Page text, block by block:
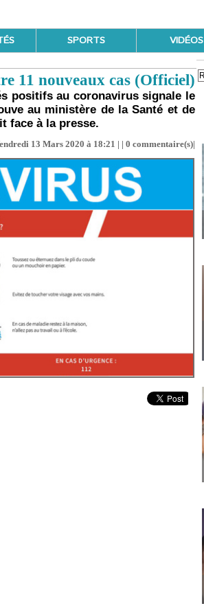
SPORTS VIDÉOS
11 nouveaux cas (Officiel)
positifs au coronavirus signale le
au ministère de la Santé et de
face à la presse.
13 Mars 2020 à 18:21 | | 0 commentaire(s)|